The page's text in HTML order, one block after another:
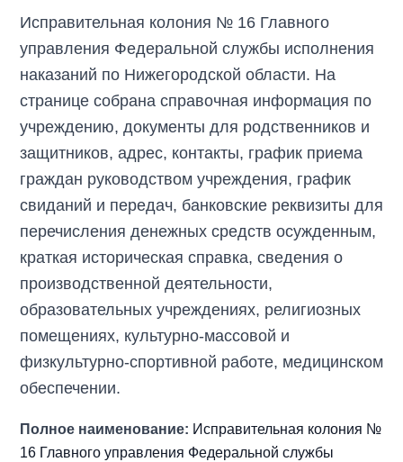
Исправительная колония № 16 Главного
управления Федеральной службы исполнения
наказаний по Нижегородской области. На
странице собрана справочная информация по
учреждению, документы для родственников и
защитников, адрес, контакты, график приема
граждан руководством учреждения, график
свиданий и передач, банковские реквизиты для
перечисления денежных средств осужденным,
краткая историческая справка, сведения о
производственной деятельности,
образовательных учреждениях, религиозных
помещениях, культурно-массовой и
физкультурно-спортивной работе, медицинском
обеспечении.
Полное наименование: Исправительная колония №
16 Главного управления Федеральной службы